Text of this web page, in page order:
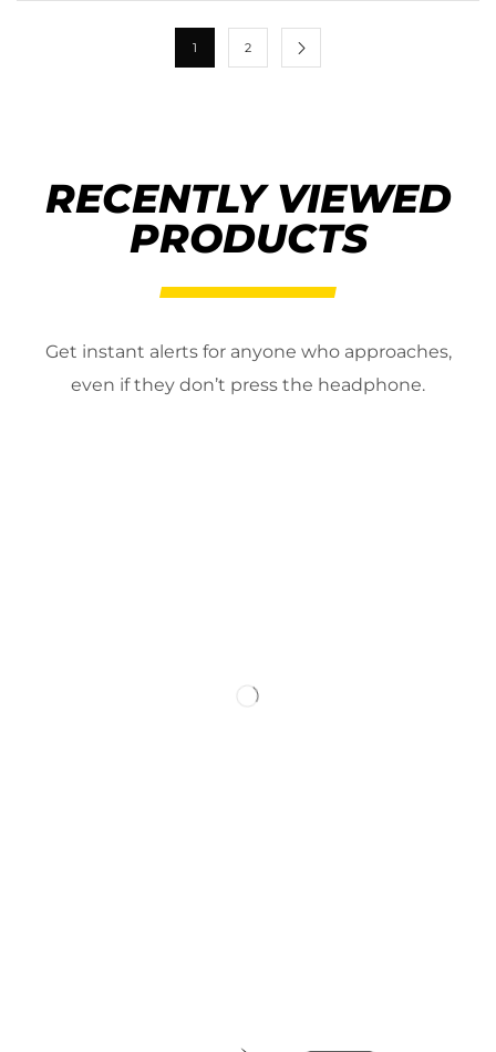
1 2
RECENTLY VIEWED
PRODUCTS
Get instant alerts for anyone who approaches,
even if they don’t press the headphone.